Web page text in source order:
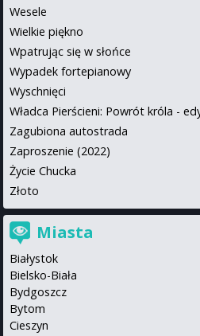
Wesele
Wielkie piękno
Wpatrując się w słońce
Wypadek fortepianowy
Wyschnięci
Władca Pierścieni: Powrót króla -
Zagubiona autostrada
Zaproszenie (2022)
Życie Chucka
Złoto
Miasta
Białystok
Bielsko-Biała
Bydgoszcz
Bytom
Cieszyn